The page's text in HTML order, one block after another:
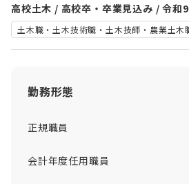
勤務形態
正規職員
会計年度任用職員
高校土木 / 高校卒・卒業見込み / 令和
土木職・土木技術職・土木技師・農業土木